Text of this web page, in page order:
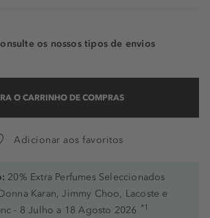
os nossos tipos de envios
O CARRINHO DE COMPRAS
Adicionar aos favoritos
20% Extra Perfumes Seleccionados
Karan, Jimmy Choo, Lacoste e
- 8 Julho a 18 Agosto 2026 *1